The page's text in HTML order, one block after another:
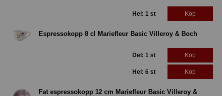
Hel: 1 st Köp
Espressokopp 8 cl Mariefleur Basic Villeroy & Boch
Del: 1 st Köp
Hel: 6 st Köp
Fat espressokopp 12 cm Mariefleur Basic Villeroy &